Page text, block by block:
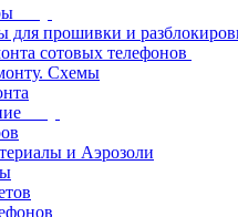
для прошивки и
сотовых телефонов
Схемы
и Аэрозоли